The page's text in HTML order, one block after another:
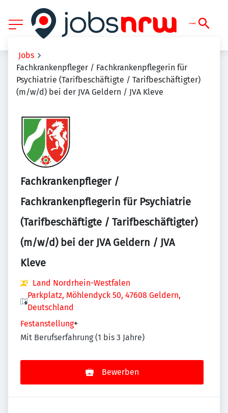
Jobs
Fachkrankenpfleger / Fachkrankenpflegerin für
Psychiatrie (Tarifbeschäftigte / Tarifbeschäftigter)
(m/w/d) bei der JVA Geldern / JVA Kleve
Fachkrankenpfleger /
Fachkrankenpflegerin für Psychiatrie
(Tarifbeschäftigte / Tarifbeschäftigter)
(m/w/d) bei der JVA Geldern / JVA
Kleve
Land Nordrhein-Westfalen
Parkplatz, Möhlendyck 50, 47608 Geldern,
Deutschland
Festanstellung+
Mit Berufserfahrung (1 bis 3 Jahre)
Bewerben